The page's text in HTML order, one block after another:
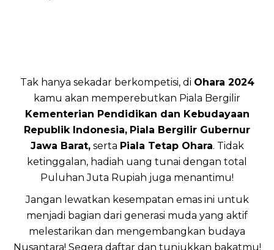
Tak hanya sekadar berkompetisi, di Ohara 2024
kamu akan memperebutkan Piala Bergilir
Kementerian Pendidikan dan Kebudayaan
Republik Indonesia, Piala Bergilir Gubernur
Jawa Barat,serta Piala Tetap Ohara. Tidak
ketinggalan, hadiah uang tunai dengan total
Puluhan Juta Rupiah juga menantimu!
Jangan lewatkan kesempatan emas ini untuk
menjadi bagian dari generasi muda yang aktif
melestarikan dan mengembangkan budaya
Nusantara! Segera daftar dan tunjukkan bakatmu!